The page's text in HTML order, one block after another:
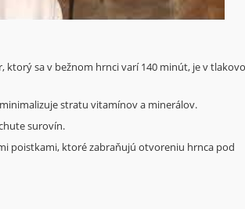
ktorý sa v bežnom hrnci varí 140 minút, je v
stratu vitamínov a minerálov.
surovín.
poistkami, ktoré zabraňujú otvoreniu hrnca pod